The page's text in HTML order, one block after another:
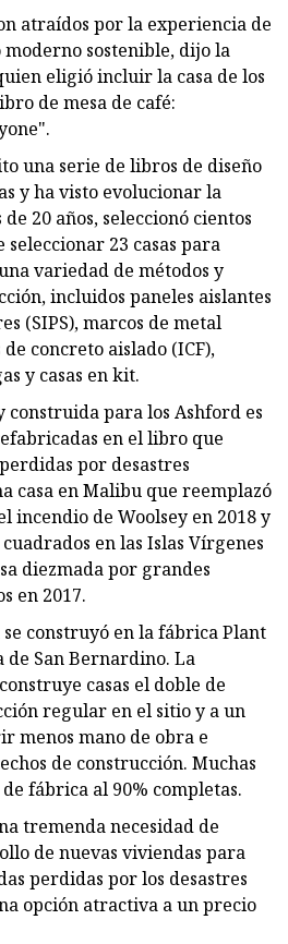
atraídos por la experiencia de
sostenible, dijo la
eligió incluir la casa de los
de mesa de café:
una serie de libros de diseño
y ha visto evolucionar la
20 años, seleccionó cientos
seleccionar 23 casas para
variedad de métodos y
incluidos paneles aislantes
(SIPS), marcos de metal
concreto aislado (ICF),
y casas en kit.
construida para los Ashford es
en el libro que
por desastres
casa en Malibu que reemplazó
incendio de Woolsey en 2018 y
en las Islas Vírgenes
diezmada por grandes
en 2017.
se construyó en la fábrica Plant
de San Bernardino. La
casas el doble de
regular en el sitio y a un
menos mano de obra e
de construcción. Muchas
fábrica al 90% completas.
tremenda necesidad de
de nuevas viviendas para
perdidas por los desastres
opción atractiva a un precio